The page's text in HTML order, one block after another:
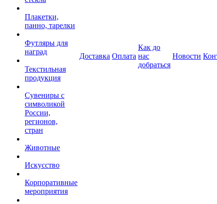
Плакетки,
панно, тарелки
Футляры для
наград
Текстильная
продукция
Сувениры с
символикой
России,
регионов,
стран
Животные
Искусство
Корпоративные
мероприятия
Доставка Оплата
Как до
нас
добраться
Новости